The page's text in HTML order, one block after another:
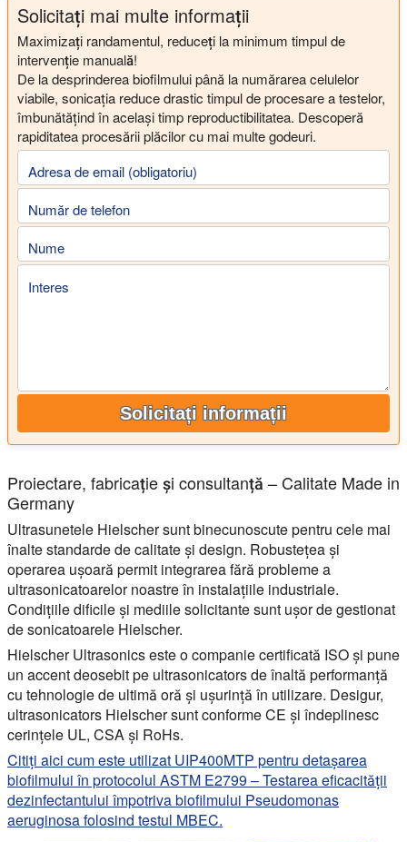
Solicitați mai multe informații
Maximizați randamentul, reduceți la minimum timpul de
intervenție manuală!
De la desprinderea biofilmului până la numărarea celulelor
viabile, sonicația reduce drastic timpul de procesare a testelor,
îmbunătățind în același timp reproductibilitatea. Descoperă
rapiditatea procesării plăcilor cu mai multe godeuri.
Adresa de email (obligatoriu)
Număr de telefon
Nume
Interes
Solicitați informații
Proiectare, fabricație și consultanță – Calitate Made in
Germany
Ultrasunetele Hielscher sunt binecunoscute pentru cele mai
înalte standarde de calitate și design. Robustețea și
operarea ușoară permit integrarea fără probleme a
ultrasonicatoarelor noastre în instalațiile industriale.
Condițiile dificile și mediile solicitante sunt ușor de gestionat
de sonicatoarele Hielscher.
Hielscher Ultrasonics este o companie certificată ISO și pune
un accent deosebit pe ultrasonicators de înaltă performanță
cu tehnologie de ultimă oră și ușurință în utilizare. Desigur,
ultrasonicators Hielscher sunt conforme CE și îndeplinesc
cerințele UL, CSA și RoHs.
Citiți aici cum este utilizat UIP400MTP pentru detașarea
biofilmului în protocolul ASTM E2799 – Testarea eficacității
dezinfectantului împotriva biofilmului Pseudomonas
aeruginosa folosind testul MBEC.